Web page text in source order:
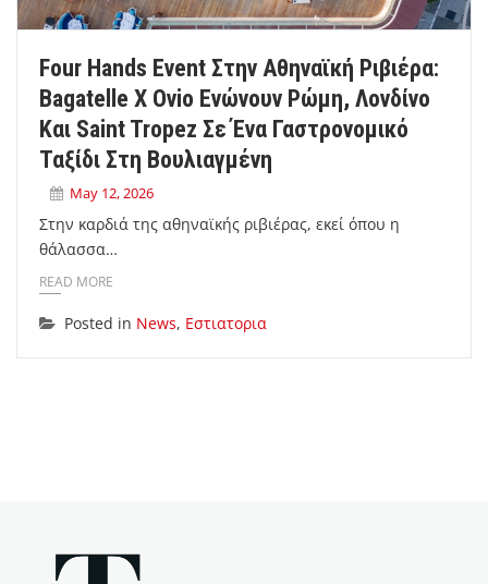
Four Hands Event Στην Αθηναϊκή Ριβιέρα:
Bagatelle X Ovio Ενώνουν Ρώμη, Λονδίνο
Και Saint Tropez Σε Ένα Γαστρονομικό
Ταξίδι Στη Βουλιαγμένη
May 12, 2026
Στην καρδιά της αθηναϊκής ριβιέρας, εκεί όπου η
θάλασσα…
READ MORE
Posted in News, Εστιατορια